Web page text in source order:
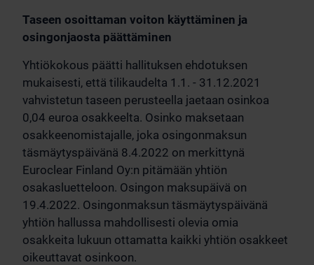
Taseen osoittaman voiton käyttäminen ja
osingonjaosta päättäminen
Yhtiökokous päätti hallituksen ehdotuksen
mukaisesti, että tilikaudelta 1.1. - 31.12.2021
vahvistetun taseen perusteella jaetaan osinkoa
0,04 euroa osakkeelta. Osinko maksetaan
osakkeenomistajalle, joka osingonmaksun
täsmäytyspäivänä 8.4.2022 on merkittynä
Euroclear Finland Oy:n pitämään yhtiön
osakasluetteloon. Osingon maksupäivä on
19.4.2022. Osingonmaksun täsmäytyspäivänä
yhtiön hallussa mahdollisesti olevia omia
osakkeita lukuun ottamatta kaikki yhtiön osakkeet
oikeuttavat osinkoon.